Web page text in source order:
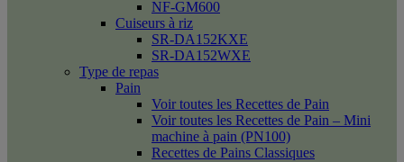
NF-GM600
Cuiseurs à riz
SR-DA152KXE
SR-DA152WXE
Type de repas
Pain
Voir toutes les Recettes de Pain
Voir toutes les Recettes de Pain – Mini
machine à pain (PN100)
Recettes de Pains Classiques